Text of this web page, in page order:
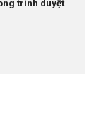
trình duyệt